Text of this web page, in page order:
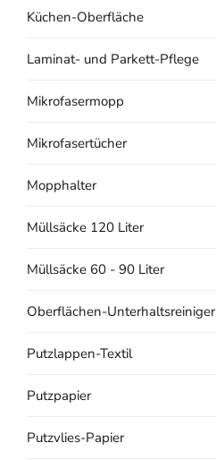
Küchen-Oberfläche
Laminat- und Parkett-Pflege
Mikrofasermopp
Mikrofasertücher
Mopphalter
Müllsäcke 120 Liter
Müllsäcke 60 - 90 Liter
Oberflächen-Unterhaltsreiniger
Putzlappen-Textil
Putzpapier
Putzvlies-Papier